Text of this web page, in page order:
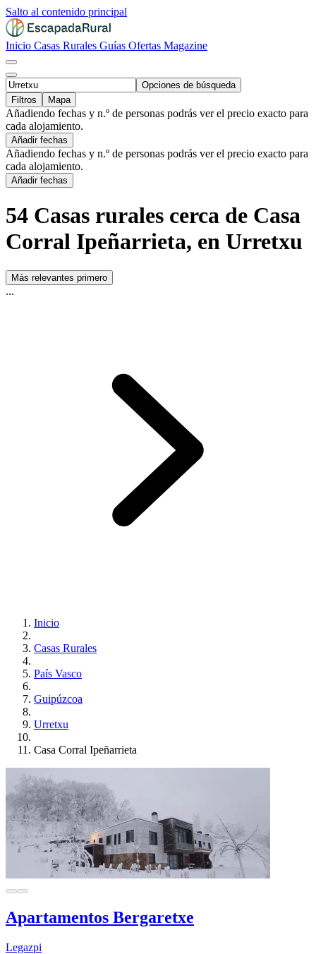
Salto al contenido principal
Inicio Casas Rurales Guías Ofertas Magazine
Opciones de búsqueda
Filtros
Mapa
Añadiendo fechas y n.º de personas podrás ver el precio exacto para
cada alojamiento.
Añadir fechas
Añadiendo fechas y n.º de personas podrás ver el precio exacto para
cada alojamiento.
Añadir fechas
54 Casas rurales cerca de Casa
Corral Ipeñarrieta, en Urretxu
Más relevantes primero
...
Inicio
Casas Rurales
País Vasco
Guipúzcoa
Urretxu
Casa Corral Ipeñarrieta
Apartamentos Bergaretxe
Legazpi